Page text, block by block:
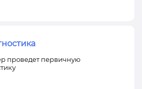
проведет первичную